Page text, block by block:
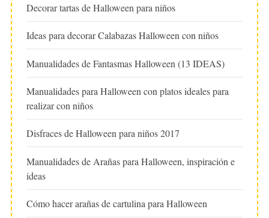
Decorar tartas de Halloween para niños
Ideas para decorar Calabazas Halloween con niños
Manualidades de Fantasmas Halloween (13 IDEAS)
Manualidades para Halloween con platos ideales para
realizar con niños
Disfraces de Halloween para niños 2017
Manualidades de Arañas para Halloween, inspiración e
ideas
Cómo hacer arañas de cartulina para Halloween